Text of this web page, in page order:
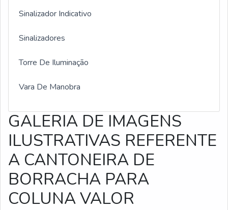
Sinalizador Indicativo
Sinalizadores
Torre De Iluminação
Vara De Manobra
GALERIA DE IMAGENS
ILUSTRATIVAS REFERENTE
A CANTONEIRA DE
BORRACHA PARA
COLUNA VALOR